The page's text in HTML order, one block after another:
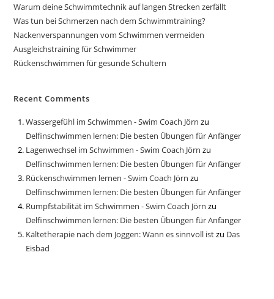
Warum deine Schwimmtechnik auf langen Strecken zerfällt
Was tun bei Schmerzen nach dem Schwimmtraining?
Nackenverspannungen vom Schwimmen vermeiden
Ausgleichstraining für Schwimmer
Rückenschwimmen für gesunde Schultern
Recent Comments
Wassergefühl im Schwimmen - Swim Coach Jörn zu
Delfinschwimmen lernen: Die besten Übungen für Anfänger
Lagenwechsel im Schwimmen - Swim Coach Jörn zu
Delfinschwimmen lernen: Die besten Übungen für Anfänger
Rückenschwimmen lernen - Swim Coach Jörn zu
Delfinschwimmen lernen: Die besten Übungen für Anfänger
Rumpfstabilität im Schwimmen - Swim Coach Jörn zu
Delfinschwimmen lernen: Die besten Übungen für Anfänger
Kältetherapie nach dem Joggen: Wann es sinnvoll istzu Das
Eisbad